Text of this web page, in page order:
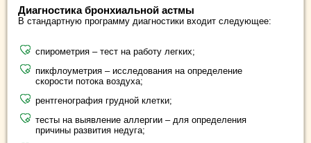
Диагностика бронхиальной астмы
В стандартную программу диагностики входит следующее:
спирометрия – тест на работу легких;
пикфлоуметрия – исследования на определение
скорости потока воздуха;
рентгенография грудной клетки;
тесты на выявление аллергии – для определения
причины развития недуга;